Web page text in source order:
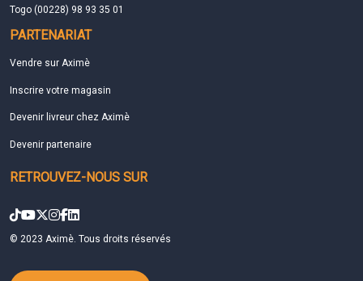
Togo (00228) 98 93 35 01
PARTENARIAT
Vendre sur Aximè
Inscrire votre magasin
Devenir livreur chez Aximè
Devenir partenaire
RETROUVEZ-NOUS SUR
© 2023 Aximè. Tous droits réservés